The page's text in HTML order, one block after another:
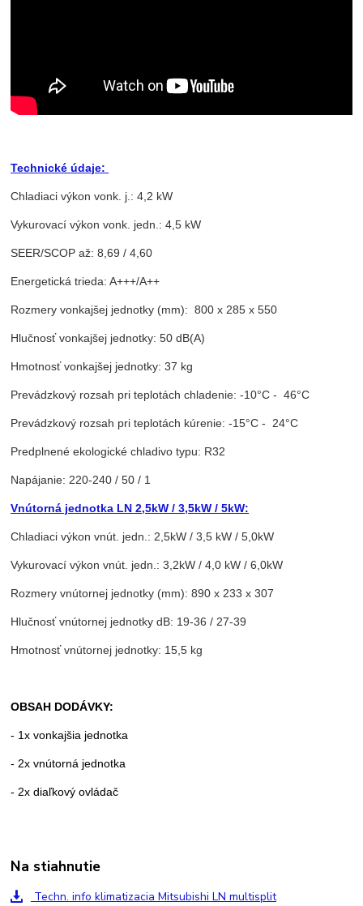
Technické údaje:
Chladiaci výkon vonk. j.: 4,2 kW
Vykurovací výkon vonk. jedn.: 4,5 kW
SEER/SCOP až: 8,69 / 4,60
Energetická trieda: A+++/A++
Rozmery vonkajšej jednotky (mm): 800 x 285 x 550
Hlučnosť vonkajšej jednotky: 50 dB(A)
Hmotnosť vonkajšej jednotky: 37 kg
Prevádzkový rozsah pri teplotách chladenie: -10°C - 46°C
Prevádzkový rozsah pri teplotách kúrenie: -15°C - 24°C
Predplnené ekologické chladivo typu: R32
Napájanie: 220-240 / 50 / 1
Vnútorná jednotka LN 2,5kW / 3,5kW / 5kW:
Chladiaci výkon vnút. jedn.: 2,5kW / 3,5 kW / 5,0kW
Vykurovací výkon vnút. jedn.: 3,2kW / 4,0 kW / 6,0kW
Rozmery vnútornej jednotky (mm): 890 x 233 x 307
Hlučnosť vnútornej jednotky dB: 19-36 / 27-39
Hmotnosť vnútornej jednotky: 15,5 kg
OBSAH DODÁVKY:
- 1x vonkajšia jednotka
- 2x vnútorná jednotka
- 2x diaľkový ovládač
Na stiahnutie
Techn. info klimatizacia Mitsubishi LN multisplit